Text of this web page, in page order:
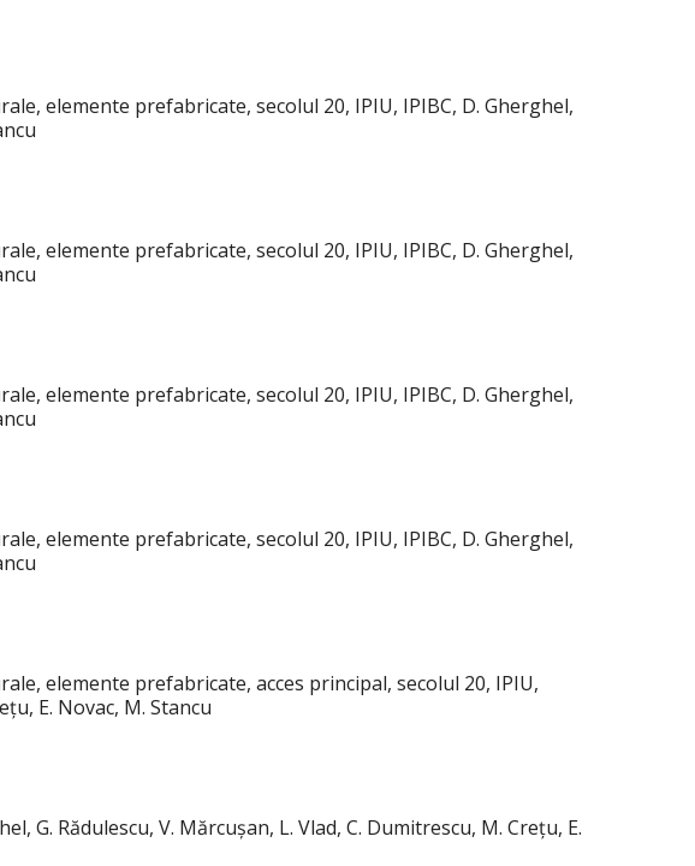
elemente prefabricate, secolul 20, IPIU, IPIBC, D. Gherghel,
elemente prefabricate, secolul 20, IPIU, IPIBC, D. Gherghel,
elemente prefabricate, secolul 20, IPIU, IPIBC, D. Gherghel,
elemente prefabricate, secolul 20, IPIU, IPIBC, D. Gherghel,
elemente prefabricate, acces principal, secolul 20, IPIU,
E. Novac, M. Stancu
G. Rădulescu, V. Mărcușan, L. Vlad, C. Dumitrescu, M. Crețu, E.